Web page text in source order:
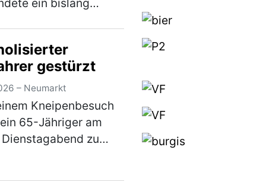
ein bislang
samt
einem Citroen,
einem Parkplatz n…
gestürzt
– Neumarkt
Kneipenbesuch
65-Jähriger am
zu